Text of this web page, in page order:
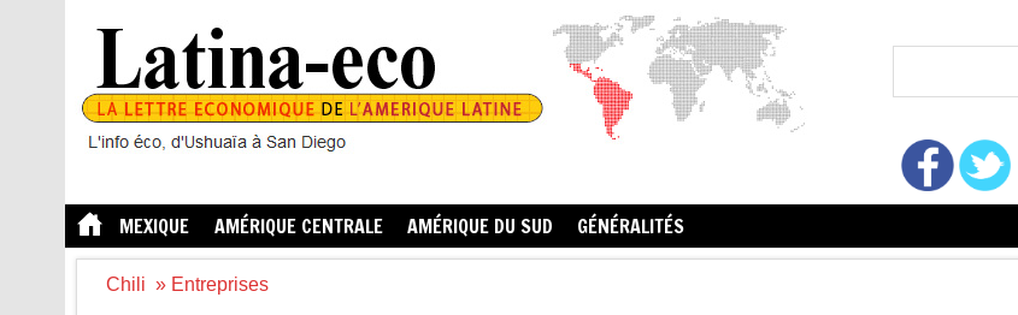
MEXIQUE AMÉRIQUE CENTRALE AMÉRIQUE DU SUD GÉNÉRALITÉS
Chili » Entreprises